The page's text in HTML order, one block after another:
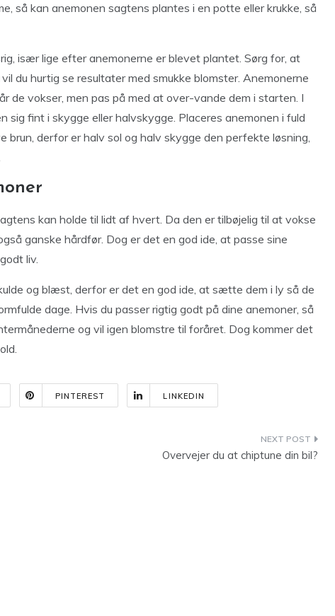
så kan anemonen sagtens plantes i en potte eller krukke, så
især lige efter anemonerne er blevet plantet. Sørg for, at
du hurtig se resultater med smukke blomster. Anemonerne
de vokser, men pas på med at over-vande dem i starten. I
sig fint i skygge eller halvskygge. Placeres anemonen i fuld
brun, derfor er halv sol og halv skygge den perfekte løsning,
kan holde til lidt af hvert. Da den er tilbøjelig til at vokse
ganske hårdfør. Dog er det en god ide, at passe sine
liv.
og blæst, derfor er det en god ide, at sætte dem i ly så de
dage. Hvis du passer rigtig godt på dine anemoner, så
og vil igen blomstre til foråret. Dog kommer det
PINTEREST LINKEDIN
Overvejer du at chiptune din bil?